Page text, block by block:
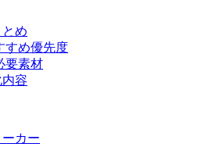
め
すめ優先度
要素材
内容
カー